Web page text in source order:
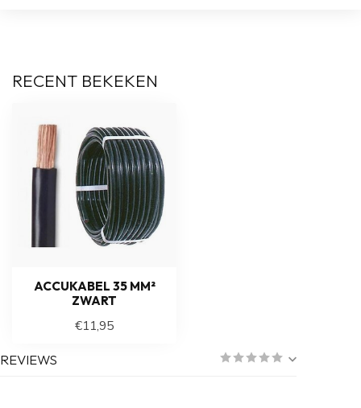
RECENT BEKEKEN
ACCUKABEL 35 MM²
ZWART
€11,95
REVIEWS